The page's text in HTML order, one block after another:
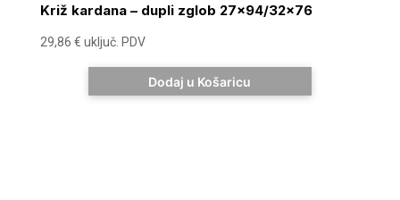
Križ kardana – dupli zglob 27×94/32×76
29,86 € uključ. PDV
Dodaj u Košaricu